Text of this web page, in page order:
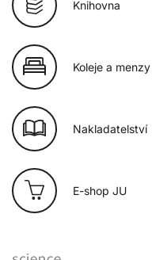
Knihovna
Koleje a menzy
Nakladatelství
E-shop JU